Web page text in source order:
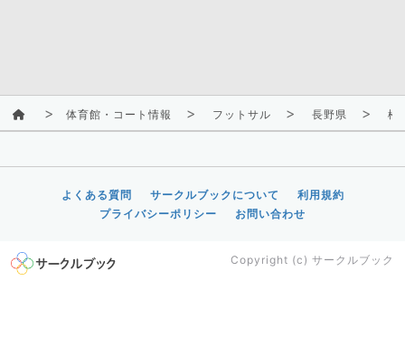
体育館・コート情報 フットサル 長野県 松
よくある質問 サークルブックについて
利用規約
プライバシーポリシー
お問い合わせ
Copyright (c) サークルブック